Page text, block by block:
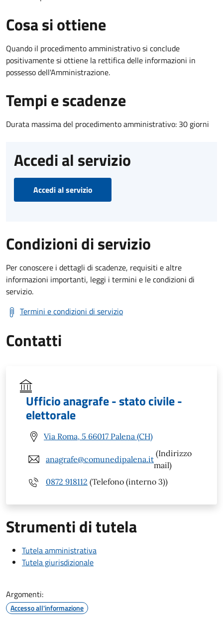
Cosa si ottiene
Quando il procedimento amministrativo si conclude
positivamente si ottiene la rettifica delle informazioni in
possesso dell'Amministrazione.
Tempi e scadenze
Durata massima del procedimento amministrativo: 30 giorni
Accedi al servizio
Accedi al servizio
Condizioni di servizio
Per conoscere i dettagli di scadenze, requisiti e altre
informazioni importanti, leggi i termini e le condizioni di
servizio.
Termini e condizioni di servizio
Contatti
Ufficio anagrafe - stato civile -
elettorale
Via Roma, 5 66017 Palena (CH)
anagrafe@comunedipalena.it
(Indirizzo
mail)
0872 918112 (Telefono (interno 3))
Strumenti di tutela
Tutela amministrativa
Tutela giurisdizionale
Argomenti:
Accesso all'informazione